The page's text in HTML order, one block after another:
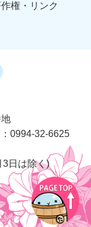
権・リンク
0994-32-6625
3日は除く)